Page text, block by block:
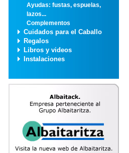
Ayudas: fustas, espuelas,
lazos...
Complementos
Cuidados para el Caballo
Regalos
Libros y videos
Instalaciones